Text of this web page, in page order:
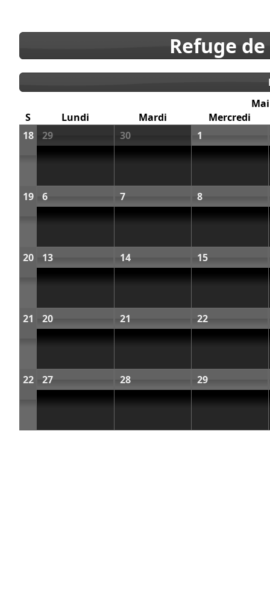
Refuge
Mai
S
Lundi Mardi
Mercredi
18
29 30 1
19 6 7 8
20 13 14 15
21 20 21 22
22 27 28 29